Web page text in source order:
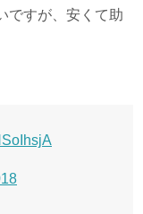
ですが、安くて助